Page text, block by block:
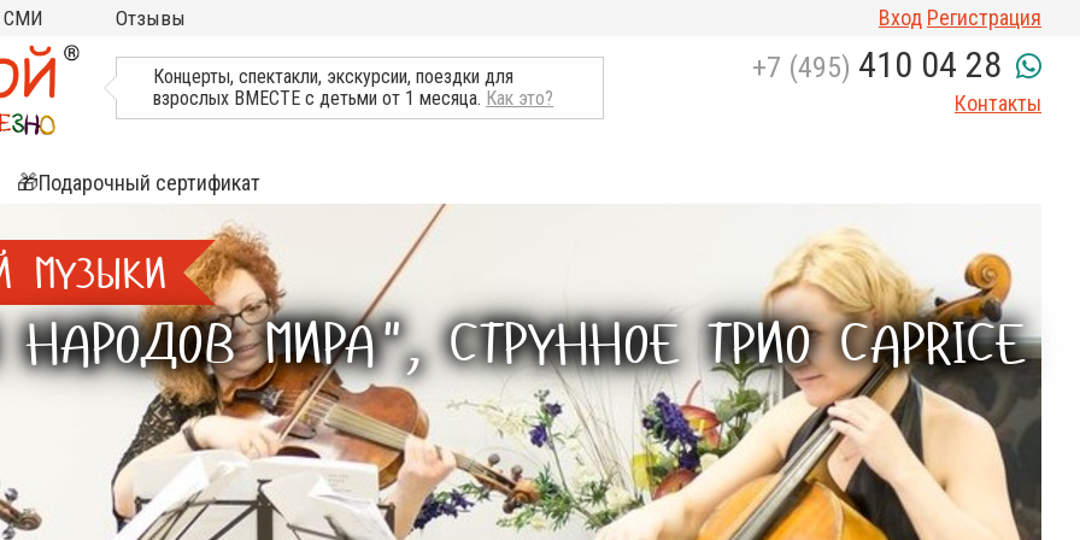
СМИ
ТВ, Пресса о нас
Отзывы Вход Регистрация
Концерты, спектакли, экскурсии, поездки для
взрослых ВМЕСТЕ с детьми от 1 месяца. Как это?
+7 (495) 410 04 28
Контакты
🎁Подарочный сертификат
МУЗЫКИ
МИРА", СТРУННОЕ ТРИО CAPRICE